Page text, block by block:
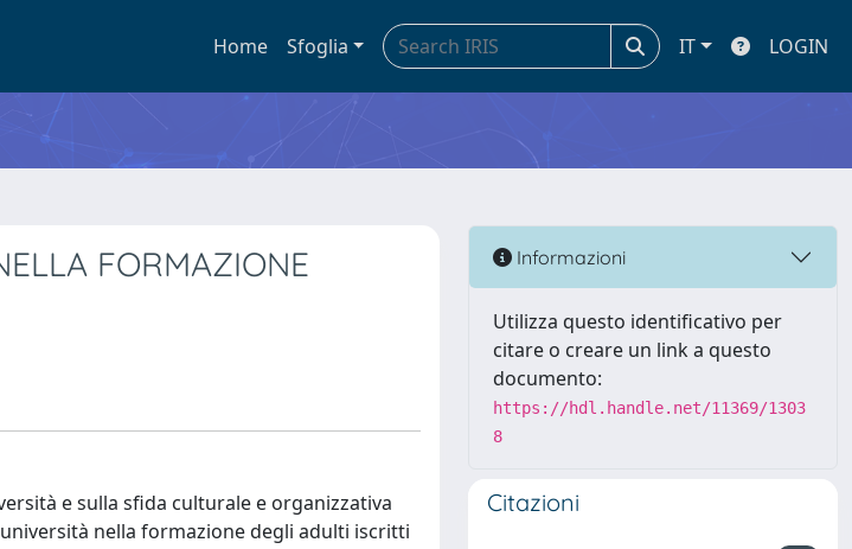
Home Sfoglia IT LOGIN
FORMAZIONE
e sulla sfida culturale e organizzativa
nella formazione degli adulti iscritti
Informazioni
Utilizza questo identificativo per
citare o creare un link a questo
documento:
https://hdl.handle.net/11369/1303
8
Citazioni